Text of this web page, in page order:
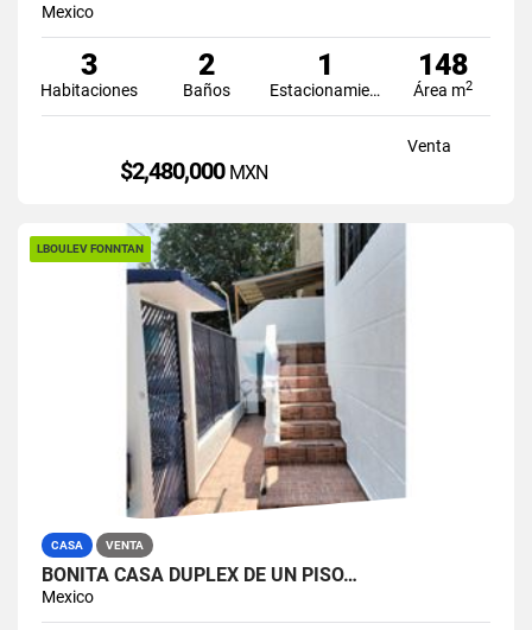
Mexico
3
Habitaciones
2
Baños
1
Estacionamiento
148
Área m2
Venta
$2,480,000 MXN
LBOULEV FONNTAN
CASA VENTA
BONITA CASA DUPLEX DE UN PISO…
Mexico